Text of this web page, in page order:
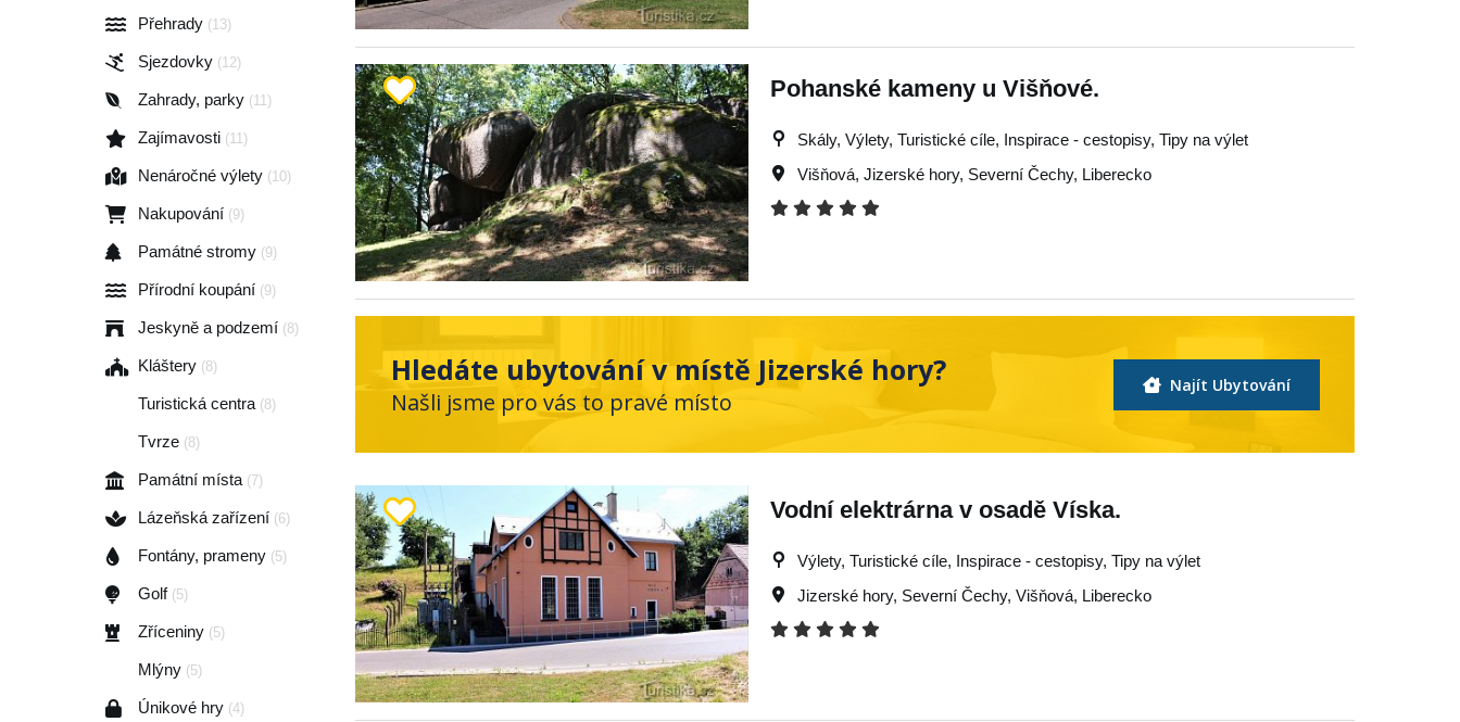
Přehrady (13)
Sjezdovky (12)
Zahrady, parky (11)
Zajímavosti (11)
Nenáročné výlety (10)
Nakupování (9)
Památné stromy (9)
Přírodní koupání (9)
Jeskyně a podzemí (8)
Kláštery (8)
Turistická centra (8)
Tvrze (8)
Památní místa (7)
Lázeňská zařízení (6)
Fontány, prameny (5)
Golf (5)
Zříceniny (5)
Mlýny (5)
Únikové hry (4)
Pohanské kameny u Višňové.
Skály, Výlety, Turistické cíle, Inspirace - cestopisy, Tipy na výlet
Višňová, Jizerské hory, Severní Čechy, Liberecko
Hledáte ubytování v místě Jizerské hory?
Našli jsme pro vás to pravé místo
Najít Ubytování
Vodní elektrárna v osadě Víska.
Výlety, Turistické cíle, Inspirace - cestopisy, Tipy na výlet
Jizerské hory, Severní Čechy, Višňová, Liberecko